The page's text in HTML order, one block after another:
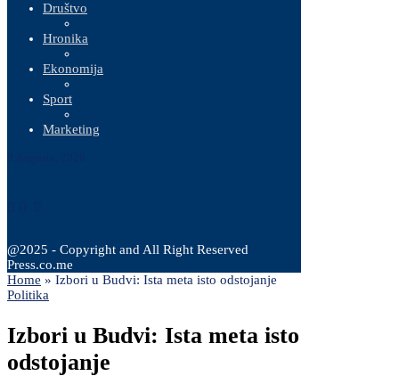
Društvo
Hronika
Ekonomija
Sport
Marketing
@2025 - Copyright and All Right Reserved
Press.co.me
Home » Izbori u Budvi: Ista meta isto odstojanje
Politika
Izbori u Budvi: Ista meta isto
odstojanje